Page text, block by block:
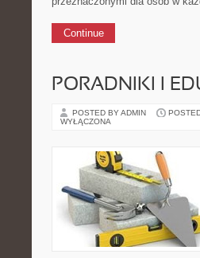
Continue
PORADNIKI I
POSTED BY ADMIN
WYŁĄCZONA